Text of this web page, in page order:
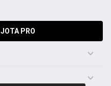
PRO